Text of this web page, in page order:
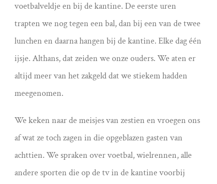
voetbalveldje en bij de kantine. De eerste uren
trapten we nog tegen een bal, dan bij een van de twee
lunchen en daarna hangen bij de kantine. Elke dag één
ijsje. Althans, dat zeiden we onze ouders. We aten er
altijd meer van het zakgeld dat we stiekem hadden
meegenomen.
We keken naar de meisjes van zestien en vroegen ons
af wat ze toch zagen in die opgeblazen gasten van
achttien. We spraken over voetbal, wielrennen, alle
andere sporten die op de tv in de kantine voorbij